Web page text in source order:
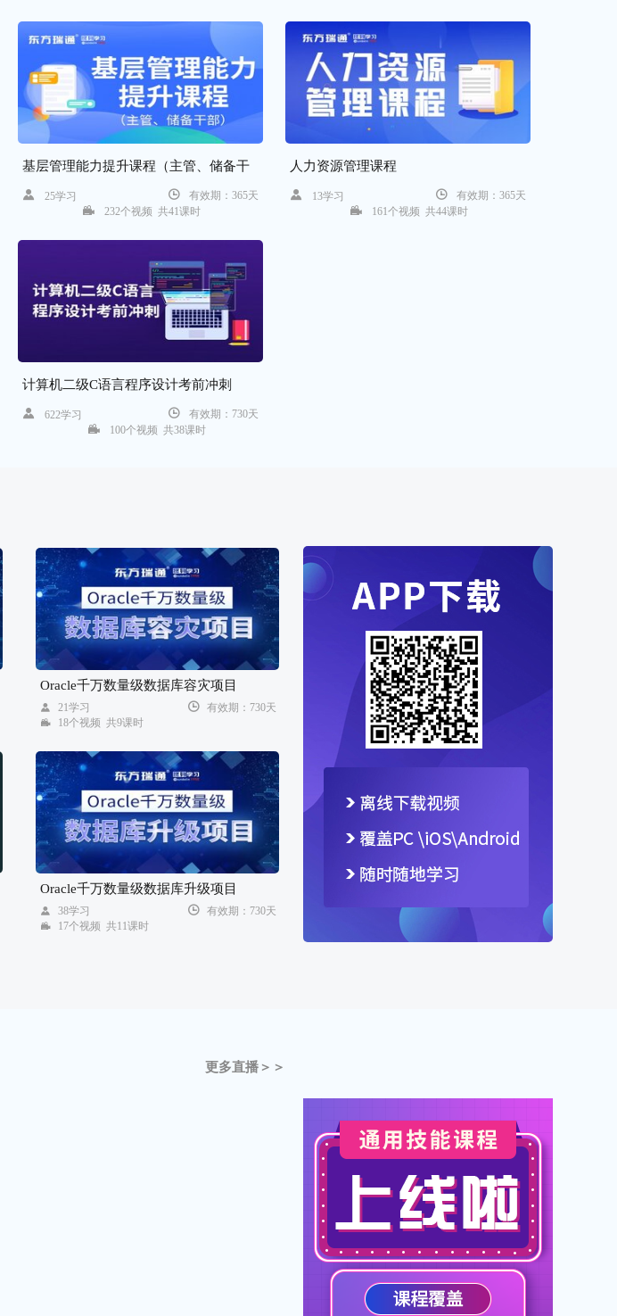
累计学习时长：4660分钟
代*正在学习红帽RHCE认证培训
累计学习时长：4577分钟
训
累计学习时长：4464分钟
季*军正在学习红帽RHCE认证培训
累计学习时长：3736分钟
1*********6正在学习容器
&Kubernetes认证管理员(CKA)
累计学习时长：3597分钟
累计学习时长：3573分钟
1*********5正在学习Python基础
累计学习时长：3538分钟
王*鑫正在学习云计算环境系统自动
Datacom V1.0
累计学习时长：3268分钟
胡*正在学习红帽RHCE认证培训
累计学习时长：3137分钟
钟*伟正在学习红帽RHCE认证培训
基层管理能力提升课程（主管、储备干
25学习
有效期：365天
232个视频 共41课时
人力资源管理课程
13学习
有效期：365天
161个视频 共44课时
计算机二级C语言程序设计考前冲刺
622学习
有效期：730天
100个视频 共38课时
Oracle千万数量级数据库容灾项目
21学习
有效期：730天
18个视频 共9课时
Oracle千万数量级数据库升级项目
38学习
有效期：730天
17个视频 共11课时
更多直播＞＞